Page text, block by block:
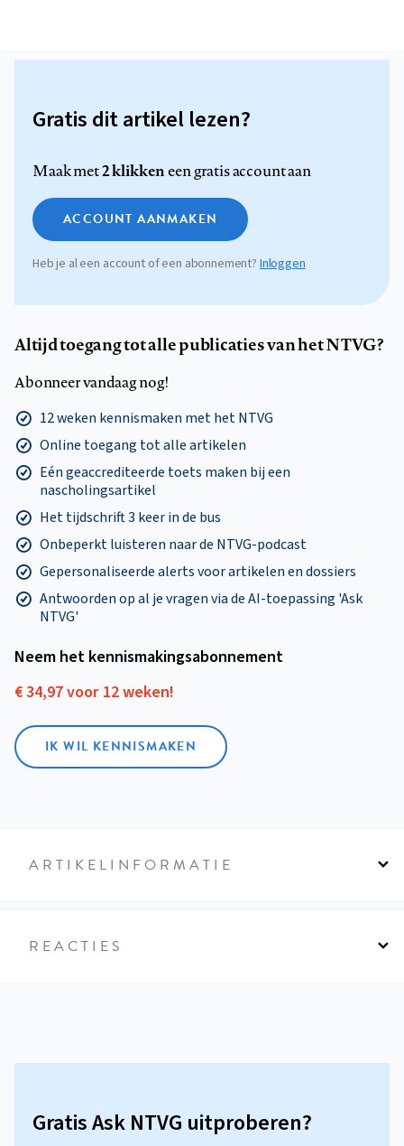
Gratis dit artikel lezen?
Maak met2 klikkeneen gratis account aan
ACCOUNT AANMAKEN
Heb je al een account of een abonnement? Inloggen
Altijd toegang tot alle publicaties van het NTVG?
Abonneer vandaag nog!
12 weken kennismaken met het NTVG
Online toegang tot alle artikelen
Eén geaccrediteerde toets maken bij een
nascholingsartikel
Het tijdschrift 3 keer in de bus
Onbeperkt luisteren naar de NTVG-podcast
Gepersonaliseerde alerts voor artikelen en dossiers
Antwoorden op al je vragen via de AI-toepassing 'Ask
NTVG'
Neem het kennismakings­abonnement
€ 34,97 voor 12 weken!
IK WIL KENNISMAKEN
ARTIKELINFORMATIE
REACTIES
Gratis Ask NTVG uitproberen?